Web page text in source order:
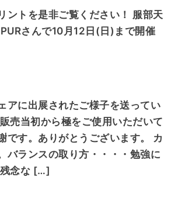
ントを是非ご覧ください！ 服部天
さんで10月12日(日)まで開催
アに出展されたご様子を送ってい
売当初から極をご使用いただいて
です。ありがとうございます。 カ
バランスの取り方・・・・勉強に
念な […]